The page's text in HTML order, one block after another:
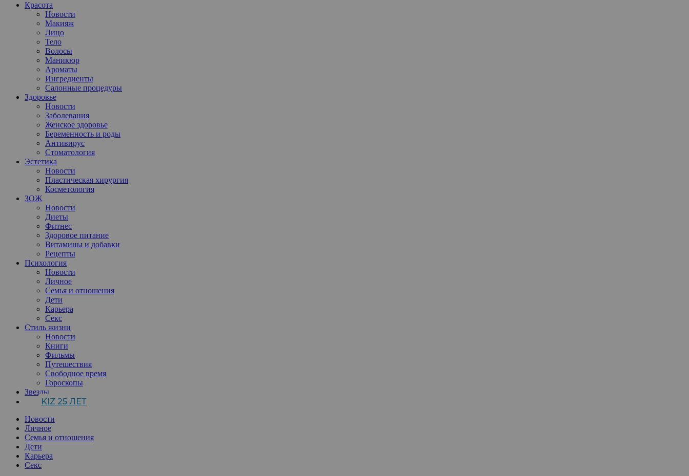
Красота
Новости
Макияж
Лицо
Тело
Волосы
Маникюр
Ароматы
Ингредиенты
Салонные процедуры
Здоровье
Новости
Заболевания
Женское здоровье
Беременность и роды
Антивирус
Стоматология
Эстетика
Новости
Пластическая хирургия
Косметология
ЗОЖ
Новости
Диеты
Фитнес
Здоровое питание
Витамины и добавки
Рецепты
Психология
Новости
Личное
Семья и отношения
Дети
Карьера
Секс
Стиль жизни
Новости
Книги
Фильмы
Путешествия
Свободное время
Гороскопы
Звезды
KIZ 25 ЛЕТ
Новости
Личное
Семья и отношения
Дети
Карьера
Секс